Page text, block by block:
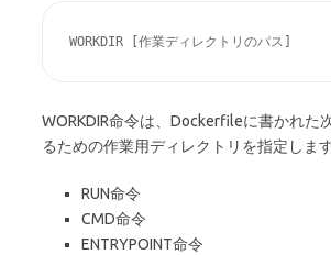
WORKDIR [作業ディレクトリのパス]
WORKDIR命令は、Dockerfileに書かれた
るための作業用ディレクトリを指定します
RUN命令
CMD命令
ENTRYPOINT命令